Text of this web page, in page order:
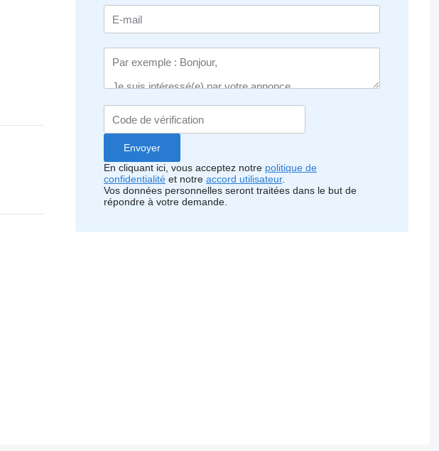
En cliquant ici, vous acceptez notre politique de
confidentialité et notre accord utilisateur.
Vos données personnelles seront traitées dans le but de
répondre à votre demande.